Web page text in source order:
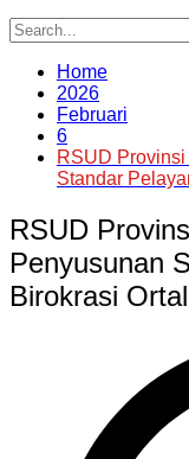
Home
2026
Februari
6
RSUD
Standar
RSUD
Penyusunan
Birokrasi